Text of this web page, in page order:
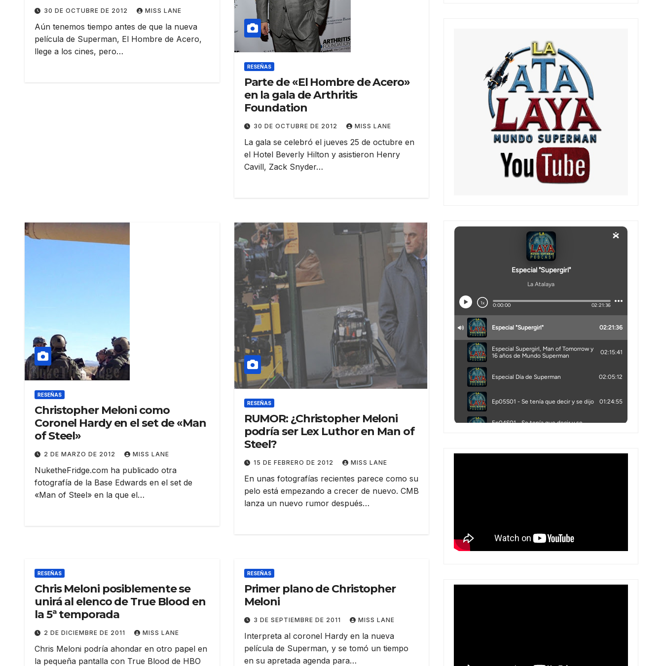
30 DE OCTUBRE DE 2012 MISS LANE
Aún tenemos tiempo antes de que la nueva
película de Superman, El Hombre de Acero,
llege a los cines, pero…
RESEÑAS
Parte de «El Hombre de Acero»
en la gala de Arthritis
Foundation
30 DE OCTUBRE DE 2012 MISS LANE
La gala se celebró el jueves 25 de octubre en
el Hotel Beverly Hilton y asistieron Henry
Cavill, Zack Snyder…
RESEÑAS
Christopher Meloni como
Coronel Hardy en el set de «Man
of Steel»
2 DE MARZO DE 2012 MISS LANE
NuketheFridge.com ha publicado otra
fotografía de la Base Edwards en el set de
«Man of Steel» en la que el…
RESEÑAS
RUMOR: ¿Christopher Meloni
podría ser Lex Luthor en Man of
Steel?
15 DE FEBRERO DE 2012 MISS LANE
En unas fotografías recientes parece como su
pelo está empezando a crecer de nuevo. CMB
lanza un nuevo rumor después…
RESEÑAS
Chris Meloni posiblemente se
unirá al elenco de True Blood en
la 5ª temporada
2 DE DICIEMBRE DE 2011 MISS LANE
Chris Meloni podría ahondar en otro papel en
la pequeña pantalla con True Blood de HBO
RESEÑAS
Primer plano de Christopher
Meloni
3 DE SEPTIEMBRE DE 2011 MISS LANE
Interpreta al coronel Hardy en la nueva
película de Superman, y se tomó un tiempo
en su apretada agenda para…